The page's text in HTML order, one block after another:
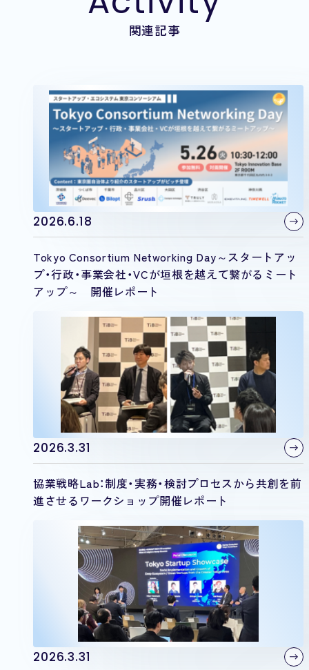
関連記事
2026.6.18
Tokyo Consortium Networking Day～スタートアッ
プ・行政・事業会社・VCが垣根を越えて繋がるミート
アップ～ 開催レポート
2026.3.31
協業戦略Lab：制度・実務・検討プロセスから共創を前
進させるワークショップ開催レポート
2026.3.31